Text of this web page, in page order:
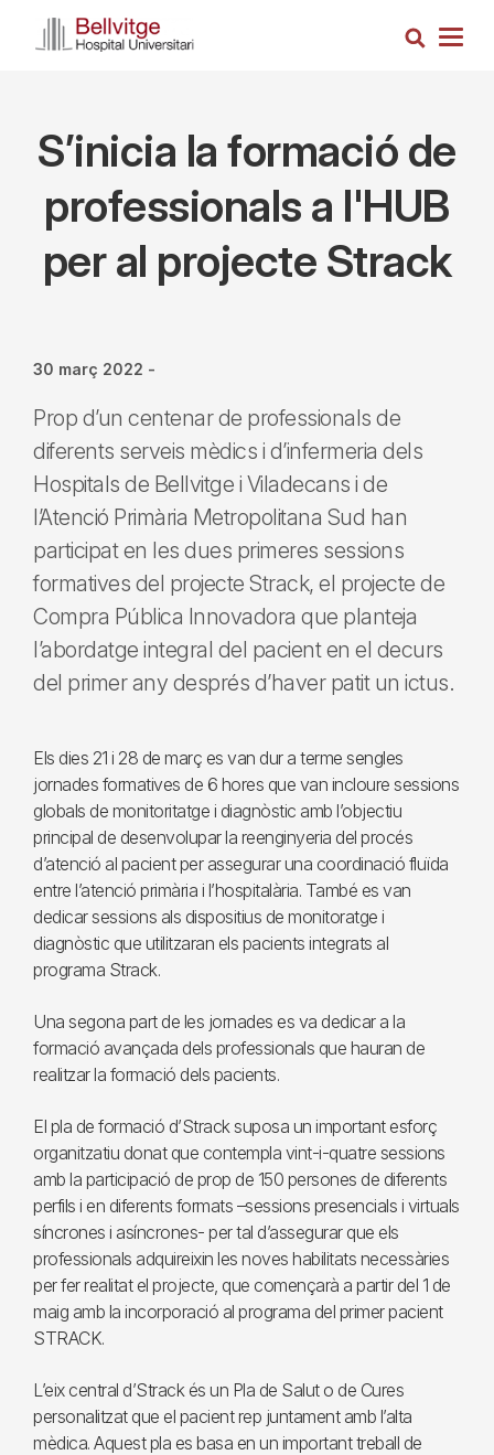
Cerca
S’inicia la formació de
professionals a l'HUB
per al projecte Strack
30 març 2022 -
Prop d’un centenar de professionals de
diferents serveis mèdics i d’infermeria dels
Hospitals de Bellvitge i Viladecans i de
l’Atenció Primària Metropolitana Sud han
participat en les dues primeres sessions
formatives del projecte Strack, el projecte de
Compra Pública Innovadora que planteja
l’abordatge integral del pacient en el decurs
del primer any després d’haver patit un ictus.
Els dies 21 i 28 de març es van dur a terme sengles
jornades formatives de 6 hores que van incloure sessions
globals de monitoritatge i diagnòstic amb l’objectiu
principal de desenvolupar la reenginyeria del procés
d’atenció al pacient per assegurar una coordinació fluïda
entre l’atenció primària i l’hospitalària. També es van
dedicar sessions als dispositius de monitoratge i
diagnòstic que utilitzaran els pacients integrats al
programa Strack.
Una segona part de les jornades es va dedicar a la
formació avançada dels professionals que hauran de
realitzar la formació dels pacients.
El pla de formació d’Strack suposa un important esforç
organitzatiu donat que contempla vint-i-quatre sessions
amb la participació de prop de 150 persones de diferents
perfils i en diferents formats –sessions presencials i virtuals
síncrones i asíncrones- per tal d’assegurar que els
professionals adquireixin les noves habilitats necessàries
per fer realitat el projecte, que començarà a partir del 1 de
maig amb la incorporació al programa del primer pacient
STRACK.
L’eix central d’Strack és un Pla de Salut o de Cures
personalitzat que el pacient rep juntament amb l’alta
mèdica. Aquest pla es basa en un important treball de